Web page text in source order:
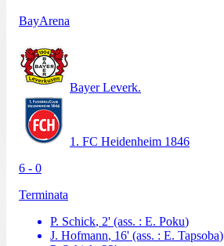
BayArena
Bayer Leverk.
1. FC Heidenheim 1846
6 - 0
Terminata
P. Schick, 2' (ass. : E. Poku)
J. Hofmann, 16' (ass. : E. Tapsoba)